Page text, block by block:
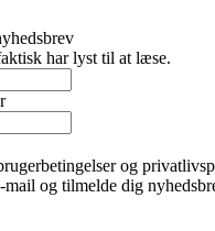
har lyst til at læse.
og
mail og tilmelde dig